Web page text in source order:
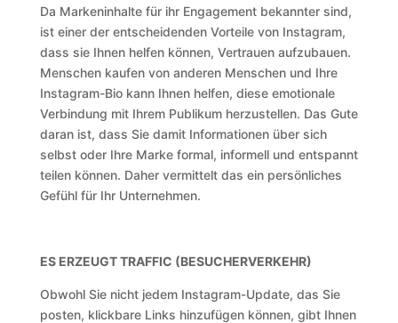
Da Markeninhalte für ihr Engagement bekannter sind,
ist einer der entscheidenden Vorteile von Instagram,
dass sie Ihnen helfen können, Vertrauen aufzubauen.
Menschen kaufen von anderen Menschen und Ihre
Instagram-Bio kann Ihnen helfen, diese emotionale
Verbindung mit Ihrem Publikum herzustellen. Das Gute
daran ist, dass Sie damit Informationen über sich
selbst oder Ihre Marke formal, informell und entspannt
teilen können. Daher vermittelt das ein persönliches
Gefühl für Ihr Unternehmen.
ES ERZEUGT TRAFFIC (BESUCHERVERKEHR)
Obwohl Sie nicht jedem Instagram-Update, das Sie
posten, klickbare Links hinzufügen können, gibt Ihnen